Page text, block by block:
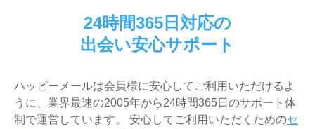
24時間365日対応の
出会い安心サポート
ハッピーメールは会員様に安心してご利用いただけるよ
うに、業界最速の2005年から24時間365日のサポート体
制で運営しています。 安心してご利用いただくためのセ